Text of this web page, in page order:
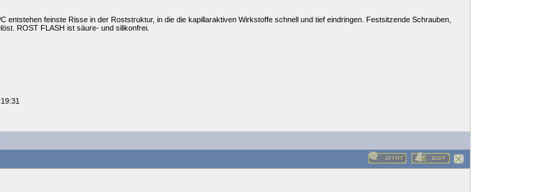
entstehen feinste Risse in der Roststruktur, in die die kapillaraktiven Wirkstoffe schnell und tief eindringen. Festsitzende Schrauben,
ROST FLASH ist säure- und silikonfrei.